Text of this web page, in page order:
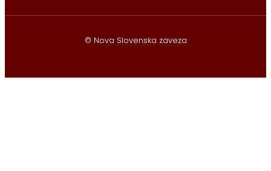
© Nova Slovenska zaveza